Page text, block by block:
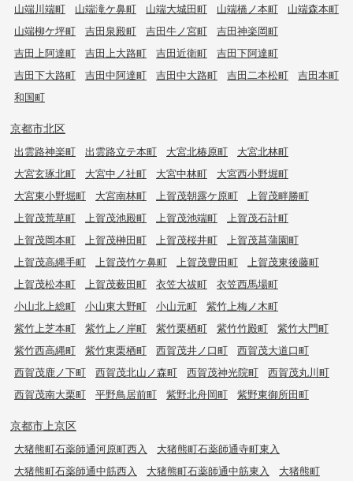
山端川端町
山端滝ケ鼻町 山端大城田町 山端橋ノ本町
山端森本町
山端柳ケ坪町
吉田泉殿町 吉田牛ノ宮町
吉田神楽岡町
吉田上阿達町
吉田上大路町 吉田近衛町
吉田下阿達町
吉田下大路町
吉田中阿達町 吉田中大路町 吉田二本松町
吉田本町
和国町
京都市北区
出雲路神楽町 出雲路立テ本町 大宮北椿原町
大宮北林町
大宮玄琢北町
大宮中ノ社町 大宮中林町
大宮西小野堀町
大宮東小野堀町
大宮南林町 上賀茂朝露ケ原町
上賀茂畔勝町
上賀茂荒草町
上賀茂池殿町 上賀茂池端町
上賀茂石計町
上賀茂岡本町
上賀茂榊田町 上賀茂桜井町
上賀茂菖蒲園町
上賀茂高縄手町
上賀茂竹ケ鼻町 上賀茂豊田町
上賀茂東後藤町
上賀茂松本町
上賀茂薮田町 衣笠大祓町
衣笠西馬場町
小山北上総町
小山東大野町 小山元町
紫竹上梅ノ木町
紫竹上芝本町
紫竹上ノ岸町 紫竹栗栖町 紫竹竹殿町
紫竹大門町
紫竹西高縄町
紫竹東栗栖町 西賀茂井ノ口町
西賀茂大道口町
西賀茂鹿ノ下町
西賀茂北山ノ森町 西賀茂神光院町
西賀茂丸川町
西賀茂南大栗町
平野鳥居前町 紫野北舟岡町 紫野東御所田町
京都市上京区
大猪熊町石薬師通河原町西入
大猪熊町石薬師通寺町東入
大猪熊町石薬師通中筋西入
大猪熊町石薬師通中筋東入
大猪熊町